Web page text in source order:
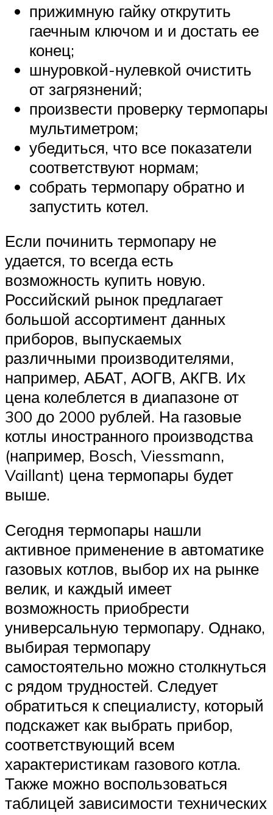
прижимную гайку открутить
гаечным ключом и и достать ее
конец;
шнуровкой-нулевкой очистить
от загрязнений;
произвести проверку термопары
мультиметром;
убедиться, что все показатели
соответствуют нормам;
собрать термопару обратно и
запустить котел.
Если починить термопару не
удается, то всегда есть
возможность купить новую.
Российский рынок предлагает
большой ассортимент данных
приборов, выпускаемых
различными производителями,
например, АБАТ, АОГВ, АКГВ. Их
цена колеблется в диапазоне от
300 до 2000 рублей. На газовые
котлы иностранного производства
(например, Bosch, Viessmann,
Vaillant) цена термопары будет
выше.
Сегодня термопары нашли
активное применение в автоматике
газовых котлов, выбор их на рынке
велик, и каждый имеет
возможность приобрести
универсальную термопару. Однако,
выбирая термопару
самостоятельно можно столкнуться
с рядом трудностей. Следует
обратиться к специалисту, который
подскажет как выбрать прибор,
соответствующий всем
характеристикам газового котла.
Также можно воспользоваться
таблицей зависимости технических